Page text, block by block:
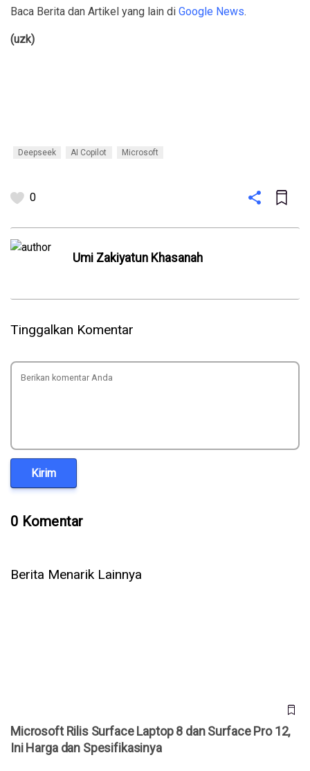
Baca Berita dan Artikel yang lain di Google News.
(uzk)
Deepseek AI Copilot Microsoft
0
Umi Zakiyatun Khasanah
Tinggalkan Komentar
Kirim
0 Komentar
Berita Menarik Lainnya
Microsoft Rilis Surface Laptop 8 dan Surface Pro 12,
Ini Harga dan Spesifikasinya